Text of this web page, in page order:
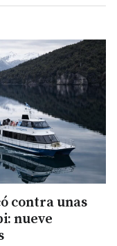
contra unas
nueve